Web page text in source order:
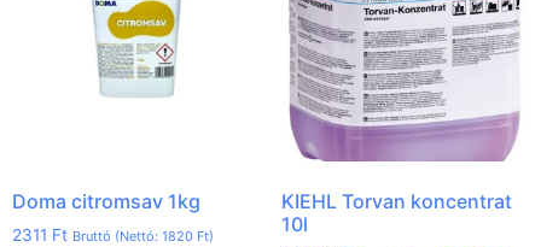
Doma citromsav 1kg
2311 Ft Bruttó (Nettó: 1820 Ft)
KIEHL Torvan koncentrat
10l